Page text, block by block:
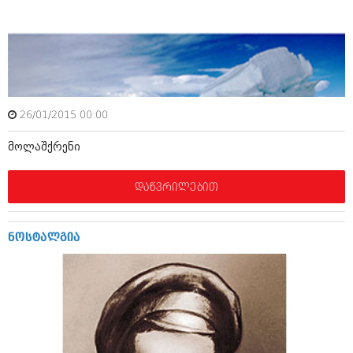
ოქტომბერი 2017 (231)
სექტემბერი 2017 (261)
აგვისტო 2017 (212)
ივლისი 2017 (233)
ივნისი 2017 (265)
მაისი 2017 (216)
მარტი 2017 (212)
იანვარი 2017 (246)
დეკემბერი 2016 (207)
ნოემბერი 2016 (207)
ოქტომბერი 2016 (257)
სექტემბერი 2016 (224)
აგვისტო 2016 (258)
ივლისი 2016 (211)
ივნისი 2016 (221)
მაისი 2016 (261)
აპრილი 2016 (215)
მარტი 2016 (200)
თებერვალი 2016 (250)
26/01/2015 00:00
მოლაშქრენი
დაწვრილებით
ნოსტალგია